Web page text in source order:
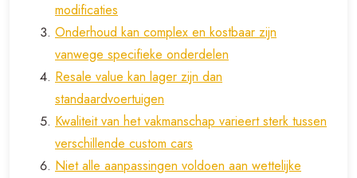
modificaties
Onderhoud kan complex en kostbaar zijn
vanwege specifieke onderdelen
Resale value kan lager zijn dan
standaardvoertuigen
Kwaliteit van het vakmanschap varieert sterk tussen
verschillende custom cars
Niet alle aanpassingen voldoen aan wettelijke